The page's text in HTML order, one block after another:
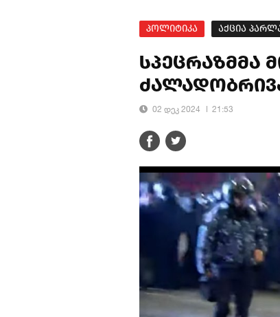
პოლიტიკა აქცია
სპეცრაზმმა
02 დეკ 2024 21:53